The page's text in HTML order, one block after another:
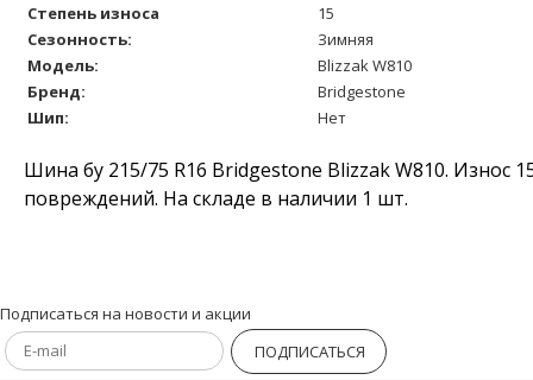
Степень износа
15
Сезонность:
Зимняя
Модель:
Blizzak W810
Бренд:
Bridgestone
Шип:
Нет
Шина бу 215/75 R16 Bridgestone Blizzak W810. Износ
повреждений. На складе в наличии 1 шт.
Подписаться на новости и акции
ПОДПИСАТЬСЯ